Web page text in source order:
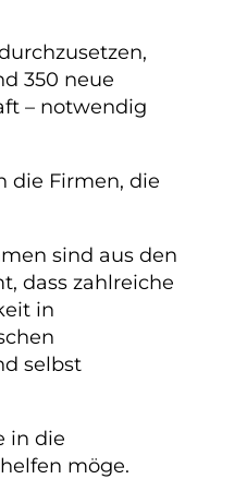
350 neue
– notwendig
die Firmen, die
sind aus den
dass zahlreiche
in
selbst
in die
möge.